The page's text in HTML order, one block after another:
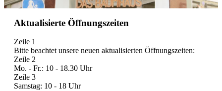
Aktualisierte Öffnungszeiten
Zeile 1
Bitte beachtet unsere neuen aktualisierten Öffnungszeiten:
Zeile 2
Mo. - Fr.: 10 - 18.30 Uhr
Zeile 3
Samstag: 10 - 18 Uhr